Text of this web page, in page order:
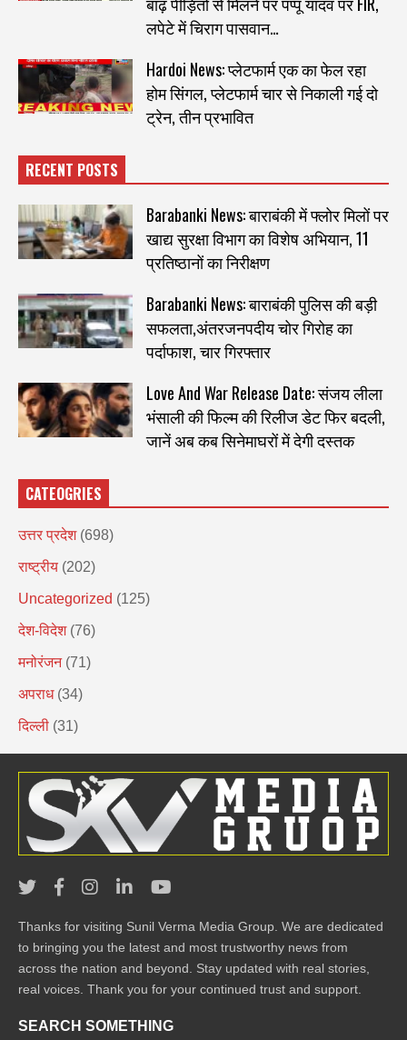
लपेटे में चिराग पासवान…
Hardoi News: प्लेटफार्म एक का फेल रहा
होम सिंगल, प्लेटफार्म चार से निकाली गई दो
ट्रेन, तीन प्रभावित
RECENT POSTS
Barabanki News: बाराबंकी में फ्लोर मिलों पर
खाद्य सुरक्षा विभाग का विशेष अभियान, 11
प्रतिष्ठानों का निरीक्षण
Barabanki News: बाराबंकी पुलिस की बड़ी
सफलता,अंतरजनपदीय चोर गिरोह का
पर्दाफाश, चार गिरफ्तार
Love And War Release Date: संजय लीला
भंसाली की फिल्म की रिलीज डेट फिर बदली,
जानें अब कब सिनेमाघरों में देगी दस्तक
CATEOGRIES
उत्तर प्रदेश (698)
राष्ट्रीय (202)
Uncategorized (125)
देश-विदेश (76)
मनोरंजन (71)
अपराध (34)
दिल्ली (31)
Thanks for visiting Sunil Verma Media Group. We are dedicated
to bringing you the latest and most trustworthy news from
across the nation and beyond. Stay updated with real stories,
real voices. Thank you for your continued trust and support.
SEARCH SOMETHING